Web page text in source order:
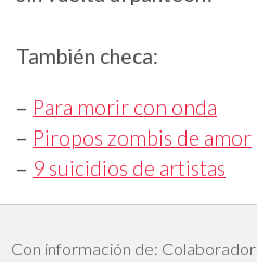
También checa:
– Para morir con onda
– Piropos zombis de amor
– 9 suicidios de artistas
Con información de: Colaborador